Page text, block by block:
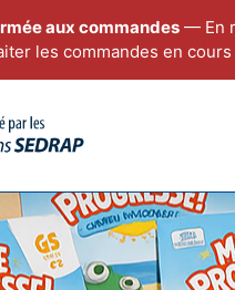
aux commandes— En
les commandes en